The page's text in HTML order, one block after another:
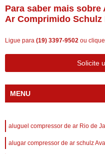
Para saber mais
Ar Comprimido Schulz
Ligue para (19) 3397-9502 ou
Solicite
MENU
aluguel compressor de ar Rio de
alugar compressor de ar schulz